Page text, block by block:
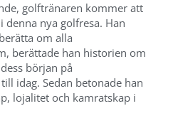
golftränaren kommer att
nya golfresa. Han
om alla
berättade han historien om
början på
idag. Sedan betonade han
lojalitet och kamratskap i